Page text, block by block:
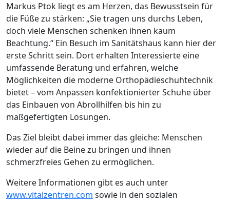
Markus Ptok liegt es am Herzen, das Bewusstsein für
die Füße zu stärken: „Sie tragen uns durchs Leben,
doch viele Menschen schenken ihnen kaum
Beachtung.“ Ein Besuch im Sanitätshaus kann hier der
erste Schritt sein. Dort erhalten Interessierte eine
umfassende Beratung und erfahren, welche
Möglichkeiten die moderne Orthopädieschuhtechnik
bietet – vom Anpassen konfektionierter Schuhe über
das Einbauen von Abrollhilfen bis hin zu
maßgefertigten Lösungen.
Das Ziel bleibt dabei immer das gleiche: Menschen
wieder auf die Beine zu bringen und ihnen
schmerzfreies Gehen zu ermöglichen.
Weitere Informationen gibt es auch unter
www.vitalzentren.com sowie in den sozialen